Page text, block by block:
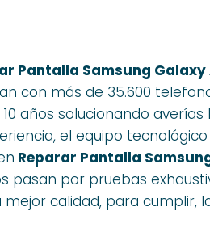
Pantalla Samsung Galaxy
con más de 35.600
años solucionando
el equipo
Reparar Pantalla
pasan por pruebas
calidad, para cumplir,